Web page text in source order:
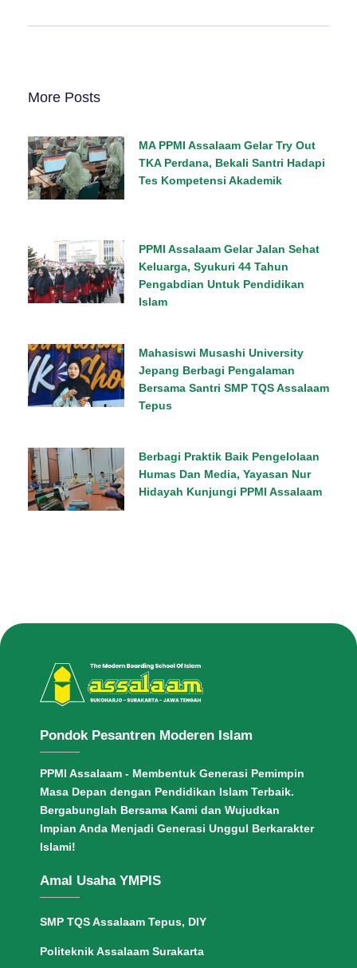
More Posts
MA PPMI Assalaam Gelar Try Out
TKA Perdana, Bekali Santri Hadapi
Tes Kompetensi Akademik
PPMI Assalaam Gelar Jalan Sehat
Keluarga, Syukuri 44 Tahun
Pengabdian Untuk Pendidikan
Islam
Mahasiswi Musashi University
Jepang Berbagi Pengalaman
Bersama Santri SMP TQS Assalaam
Tepus
Berbagi Praktik Baik Pengelolaan
Humas Dan Media, Yayasan Nur
Hidayah Kunjungi PPMI Assalaam
Pondok Pesantren Moderen Islam
PPMI Assalaam - Membentuk Generasi Pemimpin
Masa Depan dengan Pendidikan Islam Terbaik.
Bergabunglah Bersama Kami dan Wujudkan
Impian Anda Menjadi Generasi Unggul Berkarakter
Islami!
Amal Usaha YMPIS
SMP TQS Assalaam Tepus, DIY
Politeknik Assalaam Surakarta